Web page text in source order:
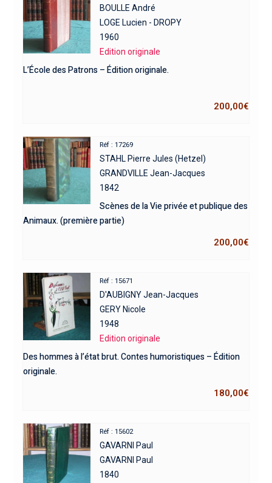
BOULLE André
LOGE Lucien - DROPY
1960
Edition originale
L’École des Patrons – Édition originale.
200,00€
Réf : 17269
STAHL Pierre Jules (Hetzel)
GRANDVILLE Jean-Jacques
1842
Scènes de la Vie privée et publique des
Animaux. (première partie)
200,00€
Réf : 15671
D'AUBIGNY Jean-Jacques
GERY Nicole
1948
Edition originale
Des hommes à l’état brut. Contes humoristiques – Édition
originale.
180,00€
Réf : 15602
GAVARNI Paul
GAVARNI Paul
1840